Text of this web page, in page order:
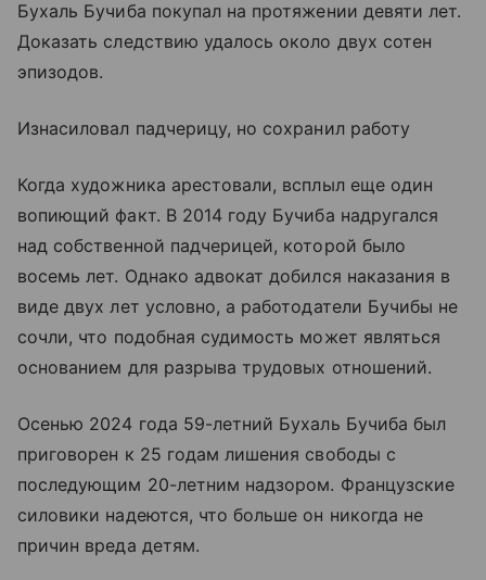
Бухаль Бучиба покупал на протяжении девяти лет.
Доказать следствию удалось около двух сотен
эпизодов.
Изнасиловал падчерицу, но сохранил работу
Когда художника арестовали, всплыл еще один
вопиющий факт. В 2014 году Бучиба надругался
над собственной падчерицей, которой было
восемь лет. Однако адвокат добился наказания в
виде двух лет условно, а работодатели Бучибы не
сочли, что подобная судимость может являться
основанием для разрыва трудовых отношений.
Осенью 2024 года 59-летний Бухаль Бучиба был
приговорен к 25 годам лишения свободы с
последующим 20-летним надзором. Французские
силовики надеются, что больше он никогда не
причин вреда детям.